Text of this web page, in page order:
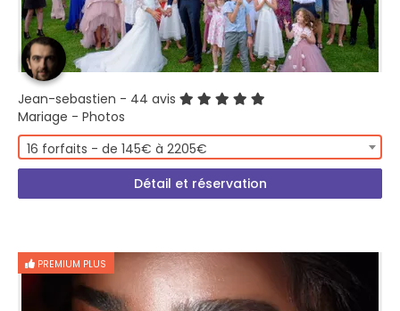
Jean-sebastien - 44 avis
Mariage - Photos
16 forfaits - de 145€ à 2205€
Détail et réservation
PREMIUM PLUS